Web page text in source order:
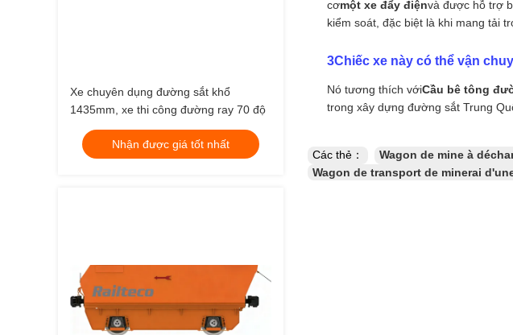
Xe chuyên dụng đường sắt khổ
1435mm, xe thi công đường ray 70 độ
Nhận được giá tốt nhất
cơmột xe đẩy điệnvà được hỗ trợ
kiểm soát, đặc biệt là khi mang tải
3Chiếc xe này có thể vận
Nó tương thích vớiCầu bê tông
trong xây dựng đường sắt Trung
Các thẻ： Wagon de mine à
Wagon de transport de minerai